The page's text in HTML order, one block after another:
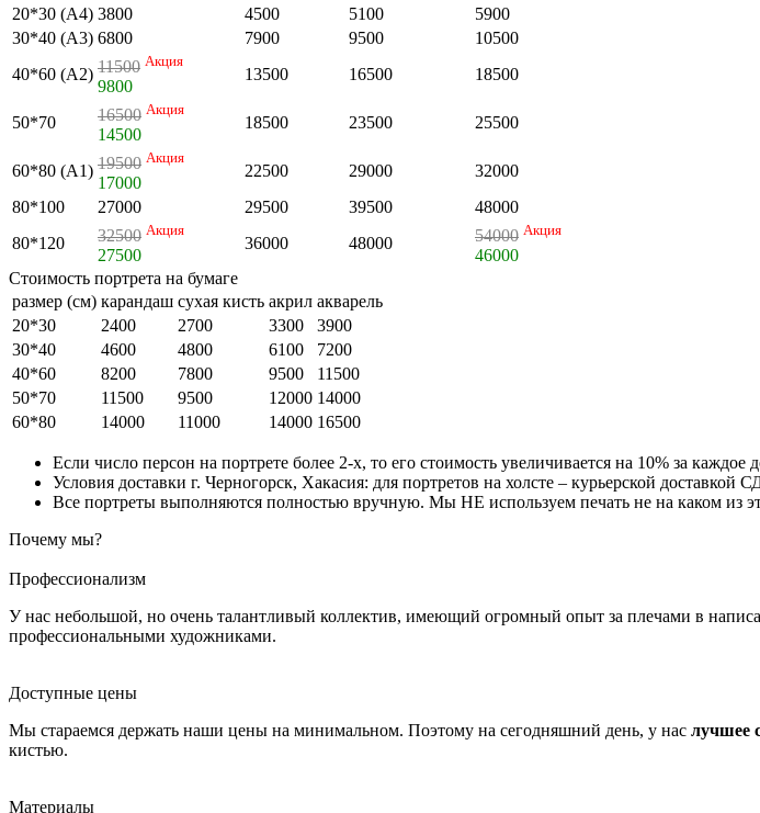
20*30 (А4) 3800 4500 5100
5900
30*40 (А3) 6800 7900 9500
10500
40*60 (А2) 11500 Акция
9800
13500 16500 18500
50*70 16500 Акция
14500
18500 23500 25500
60*80 (А1) 19500 Акция
17000
22500 29000
32000
80*100
27000 29500 39500
48000
80*120
32500 Акция
27500
36000 48000 54000 Акция
46000
Стоимость портрета на бумаге
размер (см) карандаш сухая кисть акрил акварель
20*30
2400 2700 3300
3900
30*40
4600 4800 6100
7200
40*60
8200 7800 9500
11500
50*70
11500 9500 12000 14000
60*80
14000 11000 14000 16500
Если число персон на портрете более 2-х, то его стоимость увеличивается на 10% за каждое
Условия доставки г. Черногорск, Хакасия: для портретов на холсте – курьерской
Все портреты выполняются полностью вручную. Мы НЕ используем печать не на каком из
Почему мы?
Профессионализм
У нас небольшой, но очень талантливый коллектив, имеющий огромный опыт за плечами в
профессиональными художниками.
Доступные цены
Мы стараемся держать наши цены на минимальном. Поэтому на сегодняшний день, у нас лучшее
кистью.
Материалы